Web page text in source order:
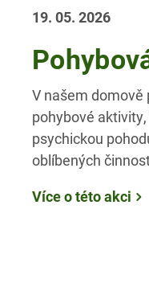
19. 05. 2026
V našem domově
pohybové
psychickou
oblíbených
Více o této akci